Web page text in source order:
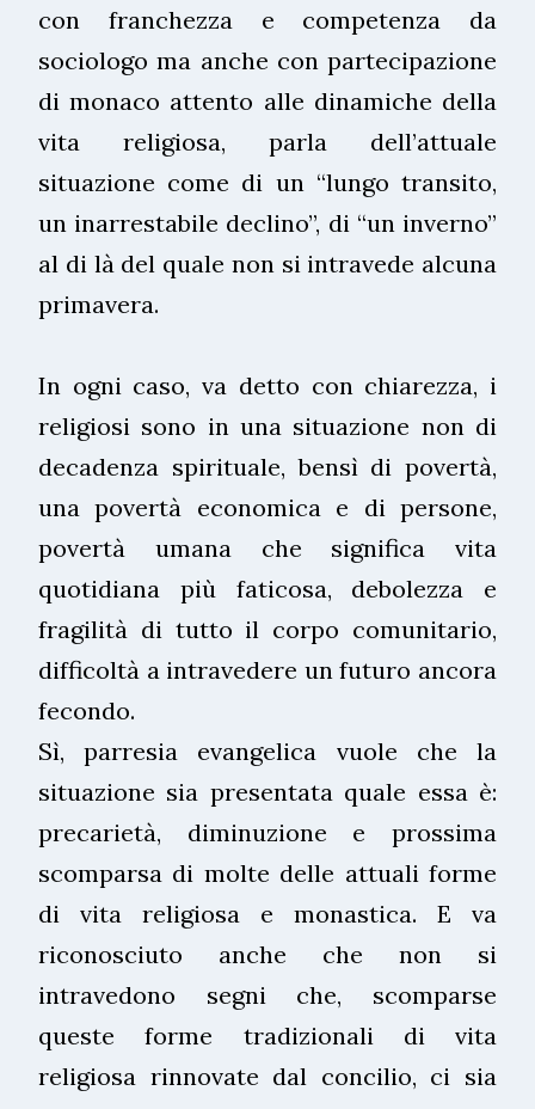
con franchezza e competenza da
sociologo ma anche con partecipazione
di monaco attento alle dinamiche della
vita religiosa, parla dell’attuale
situazione come di un “lungo transito,
un inarrestabile declino”, di “un inverno”
al di là del quale non si intravede alcuna
primavera.
In ogni caso, va detto con chiarezza, i
religiosi sono in una situazione non di
decadenza spirituale, bensì di povertà,
una povertà economica e di persone,
povertà umana che significa vita
quotidiana più faticosa, debolezza e
fragilità di tutto il corpo comunitario,
difficoltà a intravedere un futuro ancora
fecondo.
Sì, parresia evangelica vuole che la
situazione sia presentata quale essa è:
precarietà, diminuzione e prossima
scomparsa di molte delle attuali forme
di vita religiosa e monastica. E va
riconosciuto anche che non si
intravedono segni che, scomparse
queste forme tradizionali di vita
religiosa rinnovate dal concilio, ci sia